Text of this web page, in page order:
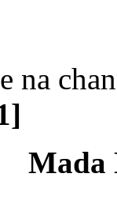
na
Mada